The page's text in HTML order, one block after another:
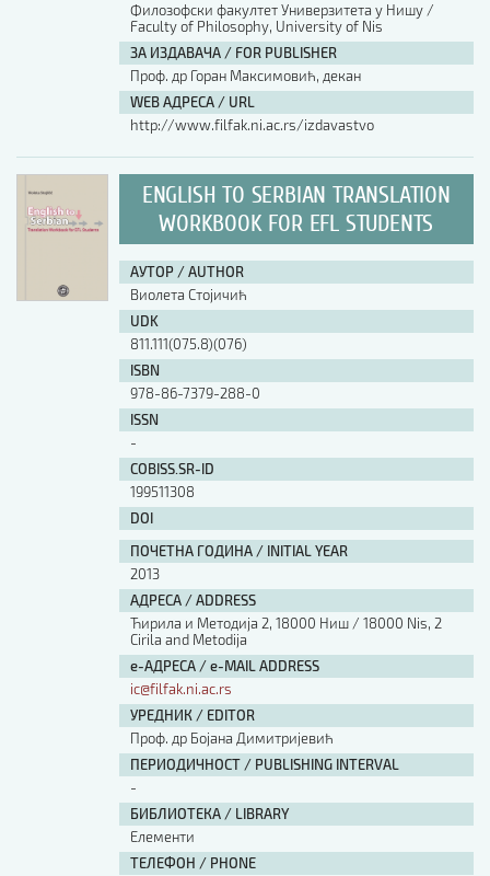
Филозофски факултет Универзитета у Нишу /
Faculty of Philosophy, University of Nis
ЗА ИЗДАВАЧА / FOR PUBLISHER
Проф. др Горан Максимовић, декан
WEB АДРЕСА / URL
http://www.filfak.ni.ac.rs/izdavastvo
ENGLISH TO SERBIAN TRANSLATION
WORKBOOK FOR EFL STUDENTS
АУТОР / AUTHOR
Виолета Стојичић
UDK
811.111(075.8)(076)
ISBN
978-86-7379-288-0
ISSN
-
COBISS.SR-ID
199511308
DOI
ПОЧЕТНА ГОДИНА / INITIAL YEAR
2013
АДРЕСА / ADDRESS
Ћирила и Методија 2, 18000 Ниш / 18000 Nis, 2
Cirila and Metodija
е-АДРЕСА / e-MAIL ADDRESS
ic@filfak.ni.ac.rs
УРЕДНИК / EDITOR
Проф. др Бојана Димитријевић
ПЕРИОДИЧНОСТ / PUBLISHING INTERVAL
-
БИБЛИОТЕКА / LIBRARY
Елементи
ТЕЛЕФОН / PHONE